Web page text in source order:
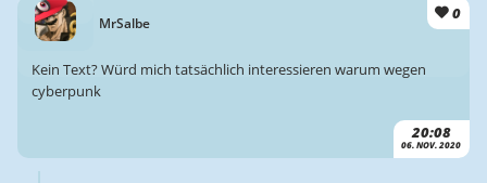
MrSalbe
0
20:08
06. NOV. 2020
Kein Text? Würd mich tatsächlich interessieren warum wegen
cyberpunk